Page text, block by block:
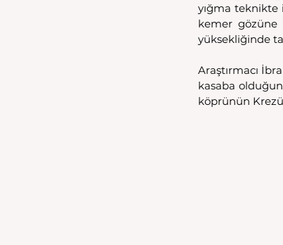
yığma teknikte
kemer gözüne
yüksekliğinde
Araştırmacı
kasaba
köprünün